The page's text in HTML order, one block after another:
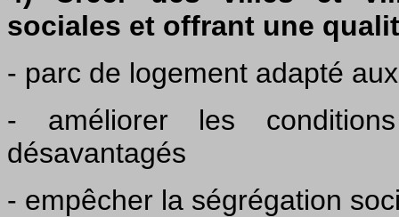
sociales et offrant une
- parc de logement adapté
- améliorer les
désavantagés
- empêcher la ségrégation